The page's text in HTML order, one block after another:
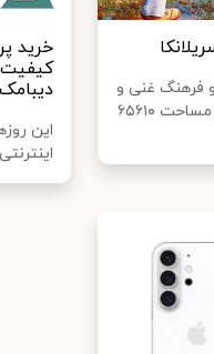
و فرهنگ غنی و
تنوع زیاد است. این کشور با مساحت ۶۵۶۱۰
خرید
کیفیت
دیبامک
این